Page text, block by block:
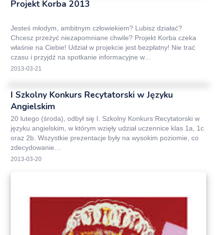
Projekt Korba 2013
Jesteś młodym, ambitnym człowiekiem? Lubisz działać?
Chcesz przeżyć niezapomniane chwile? Projekt Korba czeka
właśnie na Ciebie! Udział w projekcie jest bezpłatny! Nie trać
czasu i przyjdź na spotkanie informacyjne w…
2013-03-21
I Szkolny Konkurs Recytatorski w Języku
Angielskim
20 lutego (środa), odbył się I. Szkolny Konkurs Recytatorski w
języku angielskim, w którym wzięły udział uczennice klas 1a, 1c
oraz 2b. Wszystkie prezentacje były na wysokim poziomie, co
zdecydowanie…
2013-03-20